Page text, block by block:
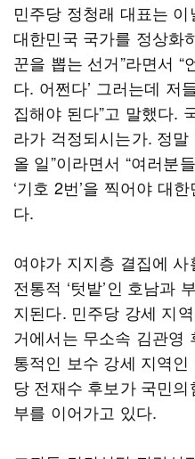
민주당 정청래 대표는
대한민국 국가를 정상화
꾼을 뽑는 선거”라면서 “
다. 어쩐다’ 그러는데 저
집해야 된다”고 말했다.
라가 걱정되시는가. 정
올 일”이라면서 “여러분
‘기호 2번’을 찍어야 대
다.
여야가 지지층 결집에
전통적 ‘텃밭’인 호남과
지된다. 민주당 강세 지
거에서는 무소속 김관영
통적인 보수 강세 지역
당 전재수 후보가 국민
부를 이어가고 있다.